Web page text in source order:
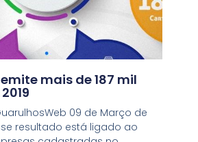
mais de 187 mil
09 de Março de
resultado está ligado ao